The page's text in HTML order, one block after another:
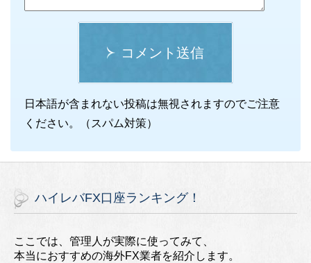
コメント送信
日本語が含まれない投稿は無視されますのでご注意
ください。（スパム対策）
ハイレバFX口座ランキング！
ここでは、管理人が実際に使ってみて、
本当におすすめの海外FX業者を紹介します。